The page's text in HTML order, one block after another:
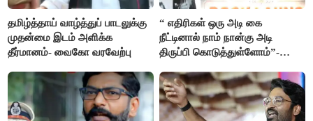
தமிழ்த்தாய் வாழ்த்துப் பாடலுக்கு
முதன்மை இடம் அளிக்க
தீர்மானம்- வைகோ வரவேற்பு
“ எதிரிகள் ஒரு அடி கை
நீட்டினால் நாம் நான்கு அடி
திருப்பி கொடுத்துள்ளோம்”-